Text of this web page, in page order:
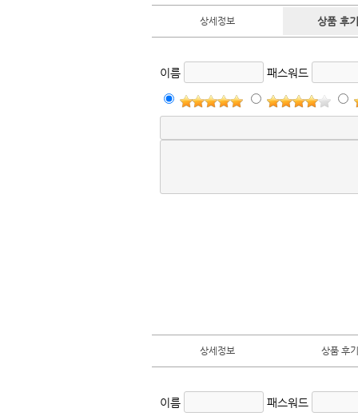
상세정보 상품 후
이름 패스워드
상세정보 상품 후
이름 패스워드